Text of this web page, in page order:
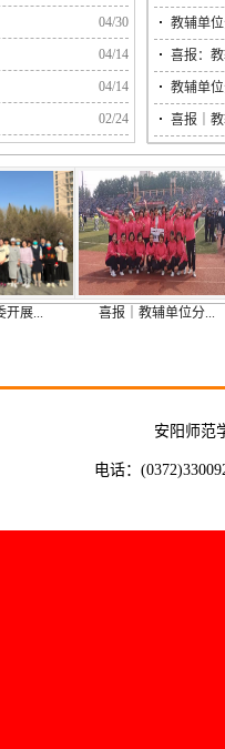
04/30
04/14
04/14
02/24
教辅单
喜报：
教辅单
喜报｜
喜报｜教辅单位分...
安阳师范
电话：